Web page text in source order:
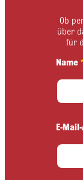
Ob
über
für
E
w
l
i
u
Name
E-